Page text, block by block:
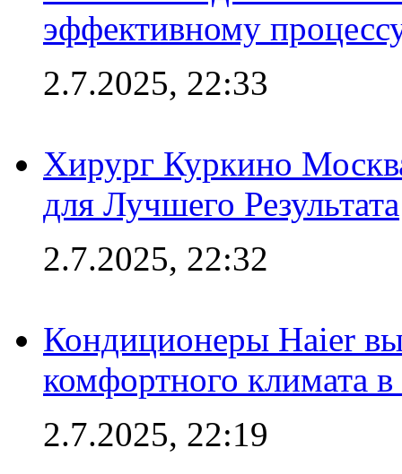
эффективному
2.7.2025, 22:33
Хирург Куркино
для Лучшего Результата
2.7.2025, 22:32
Кондиционеры Haier
комфортного климата
2.7.2025, 22:19